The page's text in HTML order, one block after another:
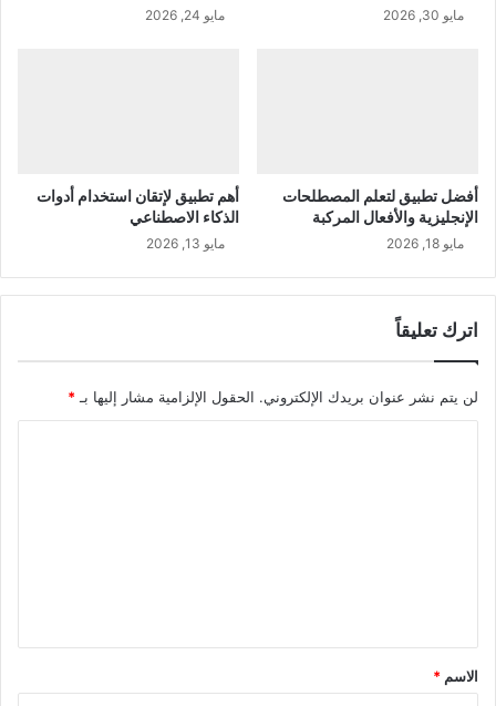
مايو 30, 2026 مايو 24, 2026
أفضل تطبيق لتعلم المصطلحات
الإنجليزية والأفعال المركبة
مايو 18, 2026
أهم تطبيق لإتقان استخدام أدوات
الذكاء الاصطناعي
مايو 13, 2026
اترك تعليقاً
لن يتم نشر عنوان بريدك الإلكتروني. الحقول الإلزامية مشار إليها بـ*
*
الاسم *